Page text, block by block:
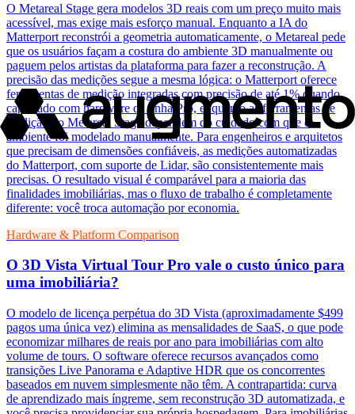
O Metareal Stage gera modelos 3D reais com um preço muito mais
acessível, mas exige mais esforço manual. Enquanto a IA do
Matterport reconstrói a geometria automaticamente, o Metareal pede
que os usuários façam a costura do ambiente 3D manualmente ou
paguem pelos artistas da plataforma para fazer a reconstrução. A
precisão das medições segue a mesma lógica: o Matterport oferece
ferramentas de medição integradas com precisão de até 1% quando
capturado com hardware da linha Pro, enquanto as ferramentas de
medição do Metareal Stage dependem do cuidado com que o
ambiente foi modelado manualmente. Para engenheiros e arquitetos
que precisam de dimensões confiáveis, as medições automatizadas
do Matterport, com suporte de Lidar, são consistentemente mais
precisas. O resultado visual é comparável para a maioria das
finalidades imobiliárias, mas o fluxo de trabalho é completamente
diferente: você troca automação por economia.
Hardware & Platform Comparison
O 3D Vista Virtual Tour Pro vale o custo único para
uma imobiliária?
O modelo de licença perpétua do 3D Vista (aproximadamente $499
pagos uma única vez) elimina as mensalidades de SaaS, o que pode
economizar milhares de reais por ano para imobiliárias com alto
volume de tours. O software oferece recursos avançados como
transições Live Panorama e Adaptive HDR que os concorrentes
baseados em nuvem simplesmente não têm. A contrapartida: curva
de aprendizado mais íngreme, sem reconstrução 3D automatizada, e